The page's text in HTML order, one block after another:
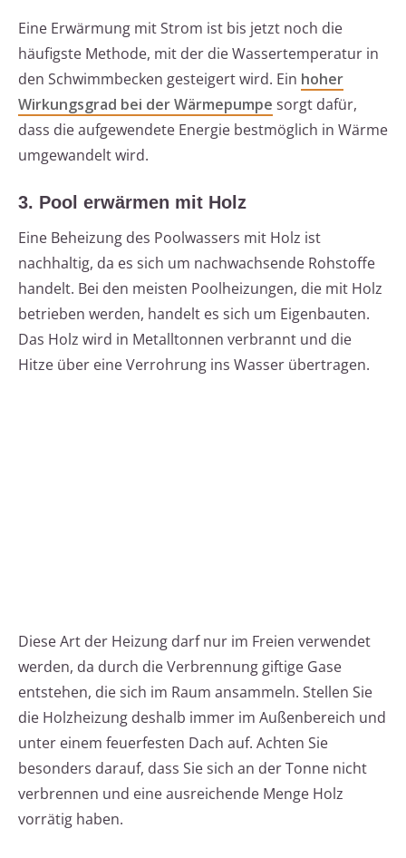
Eine Erwärmung mit Strom ist bis jetzt noch die
häufigste Methode, mit der die Wassertemperatur in
den Schwimmbecken gesteigert wird. Ein hoher
Wirkungsgrad bei der Wärmepumpe sorgt dafür,
dass die aufgewendete Energie bestmöglich in Wärme
umgewandelt wird.
3. Pool erwärmen mit Holz
Eine Beheizung des Poolwassers mit Holz ist
nachhaltig, da es sich um nachwachsende Rohstoffe
handelt. Bei den meisten Poolheizungen, die mit Holz
betrieben werden, handelt es sich um Eigenbauten.
Das Holz wird in Metalltonnen verbrannt und die
Hitze über eine Verrohrung ins Wasser übertragen.
Diese Art der Heizung darf nur im Freien verwendet
werden, da durch die Verbrennung giftige Gase
entstehen, die sich im Raum ansammeln. Stellen Sie
die Holzheizung deshalb immer im Außenbereich und
unter einem feuerfesten Dach auf. Achten Sie
besonders darauf, dass Sie sich an der Tonne nicht
verbrennen und eine ausreichende Menge Holz
vorrätig haben.